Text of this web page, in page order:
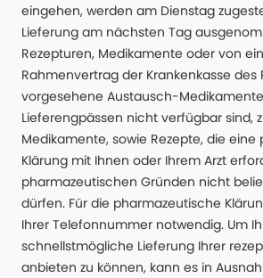
eingehen, werden am Dienstag
Lieferung am nächsten Tag
Rezepturen, Medikamente oder von
Rahmenvertrag der Krankenkasse des
vorgesehene Austausch-
Lieferengpässen nicht verfügbar sind,
Medikamente, sowie Rezepte, die
Klärung mit Ihnen oder Ihrem Arzt
pharmazeutischen Gründen nicht
dürfen. Für die pharmazeutische
Ihrer Telefonnummer notwendig. Um
schnellstmögliche Lieferung Ihrer
anbieten zu können, kann es in